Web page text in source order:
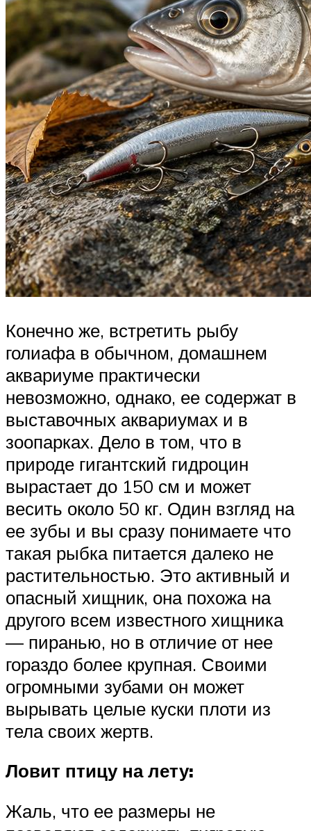
Конечно же, встретить рыбу
голиафа в обычном, домашнем
аквариуме практически
невозможно, однако, ее содержат в
выставочных аквариумах и в
зоопарках. Дело в том, что в
природе гигантский гидроцин
вырастает до 150 см и может
весить около 50 кг. Один взгляд на
ее зубы и вы сразу понимаете что
такая рыбка питается далеко не
растительностью. Это активный и
опасный хищник, она похожа на
другого всем известного хищника
— пиранью, но в отличие от нее
гораздо более крупная. Своими
огромными зубами он может
вырывать целые куски плоти из
тела своих жертв.
Ловит птицу на лету:
Жаль, что ее размеры не